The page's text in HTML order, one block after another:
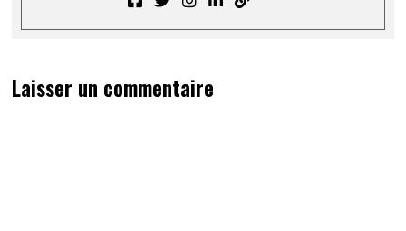
Laisser un commentaire